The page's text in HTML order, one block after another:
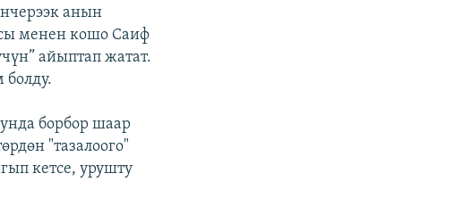
анын
менен кошо Саиф
айыптап жатат.
борбор шаар
"тазалоого"
кетсе, урушту